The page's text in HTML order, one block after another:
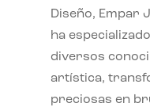
Diseño, Empar
ha
diversos
artística,
preciosas en